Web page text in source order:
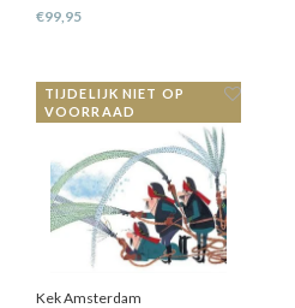
€99,95
TIJDELIJK NIET OP
VOORRAAD
Kek Amsterdam